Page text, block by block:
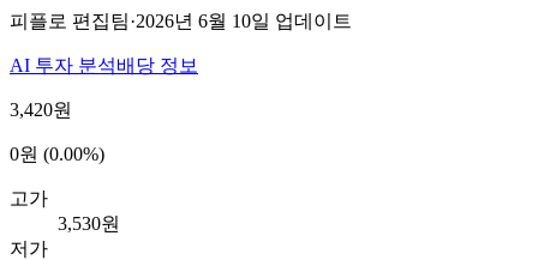
피플로 편집팀·2026년 6월 10일 업데이트
AI 투자 분석배당 정보
3,420원
0원 (0.00%)
고가
3,530원
저가